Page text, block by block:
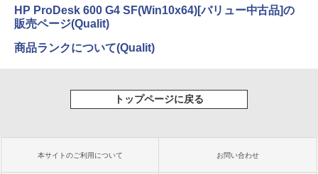
HP ProDesk 600 G4 SF(Win10x64)[バリュー中古品]の
販売ページ(Qualit)
商品ランクについて(Qualit)
トップページに戻る
本サイトのご利用について お問い合わせ